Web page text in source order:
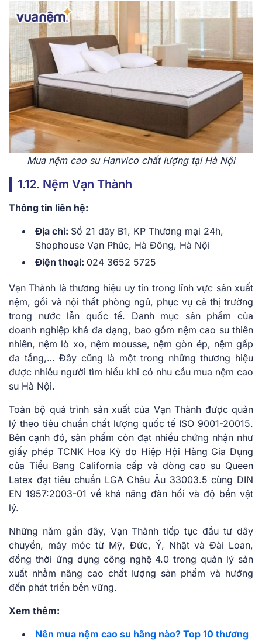
Mua nệm cao su Hanvico chất lượng tại Hà Nội
1.12. Nệm Vạn Thành
Thông tin liên hệ:
Địa chỉ: Số 21 dãy B1, KP Thương mại 24h,
Shophouse Vạn Phúc, Hà Đông, Hà Nội
Điện thoại: 024 3652 5725
Vạn Thành là thương hiệu uy tín trong lĩnh vực sản xuất
nệm, gối và nội thất phòng ngủ, phục vụ cả thị trường
trong nước lẫn quốc tế. Danh mục sản phẩm của
doanh nghiệp khá đa dạng, bao gồm nệm cao su thiên
nhiên, nệm lò xo, nệm mousse, nệm gòn ép, nệm gấp
đa tầng,… Đây cũng là một trong những thương hiệu
được nhiều người tìm hiểu khi có nhu cầu mua nệm cao
su Hà Nội.
Toàn bộ quá trình sản xuất của Vạn Thành được quản
lý theo tiêu chuẩn chất lượng quốc tế ISO 9001-20015.
Bên cạnh đó, sản phẩm còn đạt nhiều chứng nhận như
giấy phép TCNK Hoa Kỳ do Hiệp Hội Hàng Gia Dụng
của Tiểu Bang California cấp và dòng cao su Queen
Latex đạt tiêu chuẩn LGA Châu Âu 33003.5 cùng DIN
EN 1957:2003-01 về khả năng đàn hồi và độ bền vật
lý.
Những năm gần đây, Vạn Thành tiếp tục đầu tư dây
chuyền, máy móc từ Mỹ, Đức, Ý, Nhật và Đài Loan,
đồng thời ứng dụng công nghệ 4.0 trong quản lý sản
xuất nhằm nâng cao chất lượng sản phẩm và hướng
đến phát triển bền vững.
Xem thêm:
Nên mua nệm cao su hãng nào? Top 10 thương